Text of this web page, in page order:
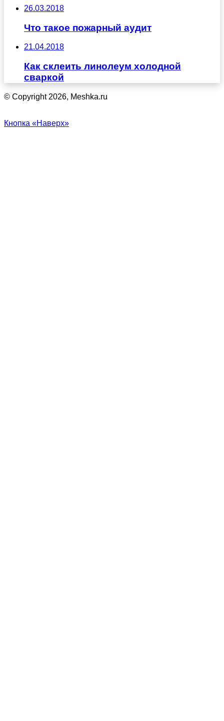
26.03.2018
Что такое пожарный аудит
21.04.2018
Как склеить линолеум холодной
сваркой
© Copyright 2026, Meshka.ru
Кнопка «Наверх»